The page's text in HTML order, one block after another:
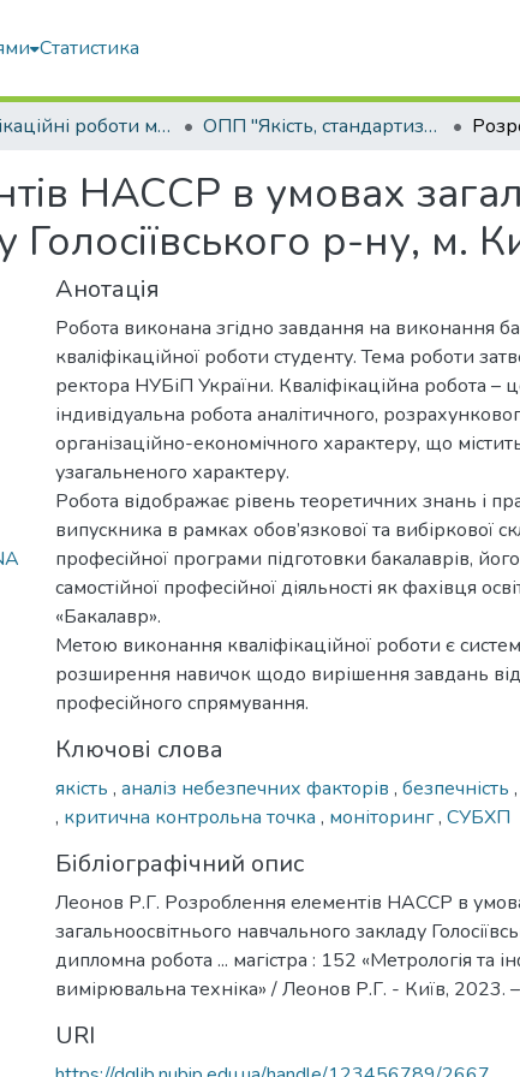
Статистика
Кваліфікаційні роботи магістрів ОПП "Якість, стандартизація та сертифікація"
НАССР в умовах
р-ну, м.
Анотація
Робота виконана згідно завдання на виконання
кваліфікаційної роботи студенту. Тема роботи
ректора НУБіП України. Кваліфікаційна робота –
індивідуальна робота аналітичного,
організаційно-економічного характеру, що
узагальненого характеру.
Робота відображає рівень теоретичних знань і
випускника в рамках обов’язкової та вибіркової
професійної програми підготовки бакалаврів,
самостійної професійної діяльності як фахівця
«Бакалавр».
Метою виконання кваліфікаційної роботи є
розширення навичок щодо вирішення завдань
професійного спрямування.
Ключові слова
якість , аналіз небезпечних факторів , безпечність ,
, критична контрольна точка , моніторинг, СУБХП
Бібліографічний опис
Леонов Р.Г. Розроблення елементів НАССР в
загальноосвітнього навчального закладу
дипломна робота ... магістра : 152 «Метрологія та
вимірювальна техніка» / Леонов Р.Г. - Київ, 2023.
URI